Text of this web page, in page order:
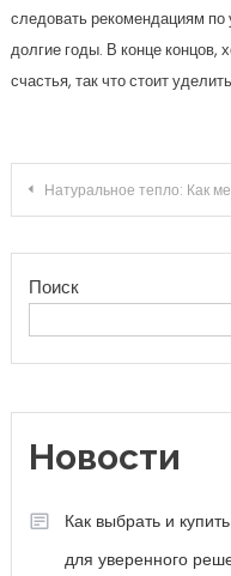
следовать рекомендациям
долгие годы. В конце концов,
счастья, так что стоит
Навигация
Натуральное тепло: Как мебель из массива дерева преобразит ваш дом в оазис уюта
Поиск
Новости
Как выбрать и
для уверенного